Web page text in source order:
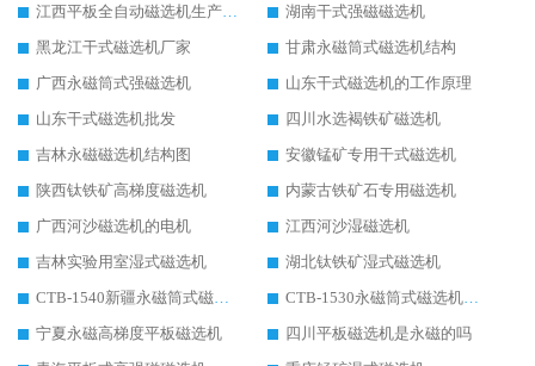
湖南干式强磁磁选机
黑龙江干式磁选机厂家
甘肃永磁筒式磁选机结构
广西永磁筒式强磁选机
山东干式磁选机的工作原理
山东干式磁选机批发
四川水选褐铁矿磁选机
吉林永磁磁选机结构图
安徽锰矿专用干式磁选机
陕西钛铁矿高梯度磁选机
内蒙古铁矿石专用磁选机
广西河沙磁选机的电机
江西河沙湿磁选机
吉林实验用室湿式磁选机
湖北钛铁矿湿式磁选机
宁夏永磁高梯度平板磁选机
四川平板磁选机是永磁的吗